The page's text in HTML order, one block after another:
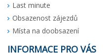
Last minute
Obsazenost zájezdů
Místa na doobsazení
INFORMACE PRO VÁS